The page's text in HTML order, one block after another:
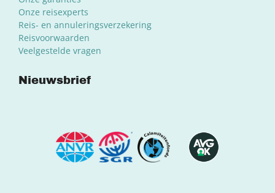
Onze reisexperts
Reis- en annuleringsverzekering
Reisvoorwaarden
Veelgestelde vragen
Nieuwsbrief